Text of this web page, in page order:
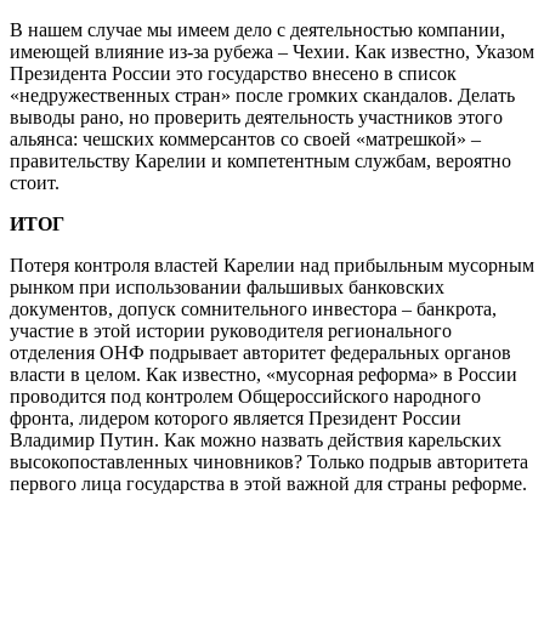
В нашем случае мы имеем дело с деятельностью компании,
имеющей влияние из-за рубежа – Чехии. Как известно, Указом
Президента России это государство внесено в список
«недружественных стран» после громких скандалов. Делать
выводы рано, но проверить деятельность участников этого
альянса: чешских коммерсантов со своей «матрешкой» –
правительству Карелии и компетентным службам, вероятно
стоит.
ИТОГ
Потеря контроля властей Карелии над прибыльным мусорным
рынком при использовании фальшивых банковских
документов, допуск сомнительного инвестора – банкрота,
участие в этой истории руководителя регионального
отделения ОНФ подрывает авторитет федеральных органов
власти в целом. Как известно, «мусорная реформа» в России
проводится под контролем Общероссийского народного
фронта, лидером которого является Президент России
Владимир Путин. Как можно назвать действия карельских
высокопоставленных чиновников? Только подрыв авторитета
первого лица государства в этой важной для страны реформе.